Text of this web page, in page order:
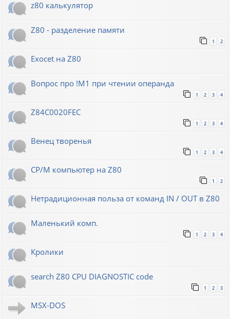
z80 калькулятор
Z80 - разделение памяти
1 2
Exocet на Z80
Вопрос про !M1 при чтении операнда
1 2 3 4
Z84C0020FEC
1 2 3 4
Венец творенья
1 2 3 4
CP/M компьютер на Z80
1 2
Нетрадиционная польза от команд IN / OUT в Z80
Маленький комп.
1 2 3 4
Кролики
search Z80 CPU DIAGNOSTIC code
1 2 3
MSX-DOS